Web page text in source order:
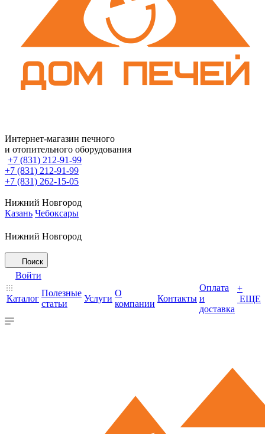
Интернет-магазин печного
и отопительного оборудования
+7 (831) 212-91-99
+7 (831) 212-91-99
+7 (831) 262-15-05
Нижний Новгород
Казань Чебоксары
Нижний Новгород
Поиск
Войти
Каталог
Полезные
статьи
Услуги
О
компании
Контакты
Оплата
и
доставка
+
ЕЩЕ